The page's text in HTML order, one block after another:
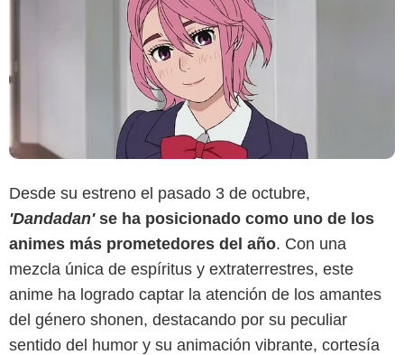
Desde su estreno el pasado 3 de octubre,
'Dandadan'se ha posicionado como uno de los
animes más prometedores del año. Con una
mezcla única de espíritus y extraterrestres, este
anime ha logrado captar la atención de los amantes
del género shonen, destacando por su peculiar
sentido del humor y su animación vibrante, cortesía
Netflix